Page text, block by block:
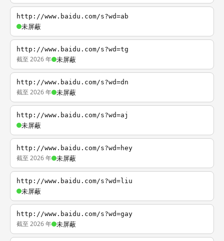
http://www.baidu.com/s?wd=ab
未屏蔽
http://www.baidu.com/s?wd=tg
截至 2026 年 未屏蔽
http://www.baidu.com/s?wd=dn
截至 2026 年 未屏蔽
http://www.baidu.com/s?wd=aj
未屏蔽
http://www.baidu.com/s?wd=hey
截至 2026 年 未屏蔽
http://www.baidu.com/s?wd=liu
未屏蔽
http://www.baidu.com/s?wd=gay
截至 2026 年 未屏蔽